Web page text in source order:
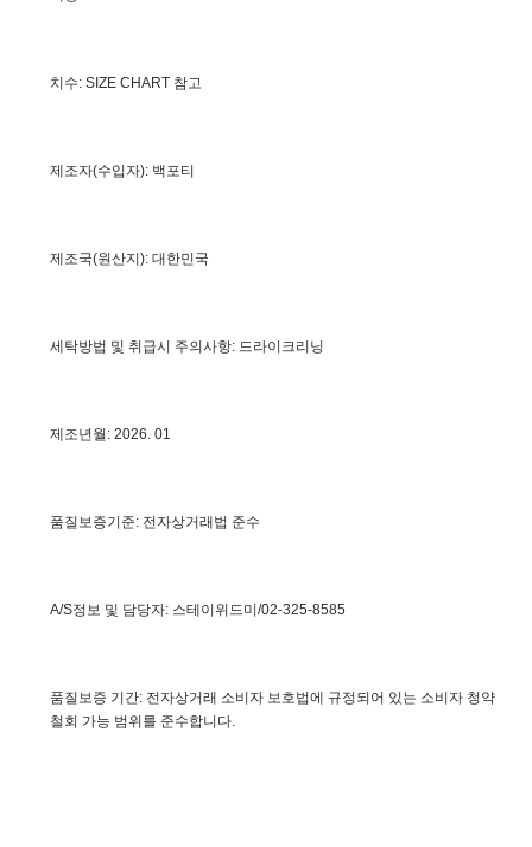
치수: SIZE CHART 참고
제조자(수입자): 백포티
제조국(원산지): 대한민국
세탁방법 및 취급시 주의사항: 드라이크리닝
제조년월: 2026. 01
품질보증기준: 전자상거래법 준수
A/S정보 및 담당자: 스테이위드미/02-325-8585
품질보증 기간: 전자상거래 소비자 보호법에 규정되어 있는 소비자 청약
철회 가능 범위를 준수합니다.